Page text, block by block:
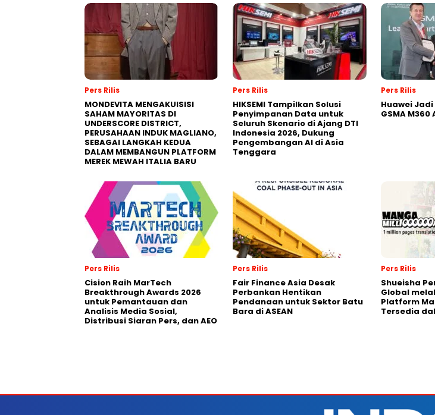
Pers Rilis
MONDEVITA MENGAKUISISI
SAHAM MAYORITAS DI
UNDERSCORE DISTRICT,
PERUSAHAAN INDUK MAGLIANO,
SEBAGAI LANGKAH KEDUA
DALAM MEMBANGUN PLATFORM
MEREK MEWAH ITALIA BARU
Pers Rilis
HIKSEMI Tampilkan Solusi
Penyimpanan Data untuk
Seluruh Skenario di Ajang DTI
Indonesia 2026, Dukung
Pengembangan AI di Asia
Tenggara
Pers Rilis
Huawei
GSMA M360
Pers Rilis
Cision Raih MarTech
Breakthrough Awards 2026
untuk Pemantauan dan
Analisis Media Sosial,
Distribusi Siaran Pers, dan AEO
Pers Rilis
Fair Finance Asia Desak
Perbankan Hentikan
Pendanaan untuk Sektor Batu
Bara di ASEAN
Pers Rilis
Shueisha
Global
Platform
Tersedia